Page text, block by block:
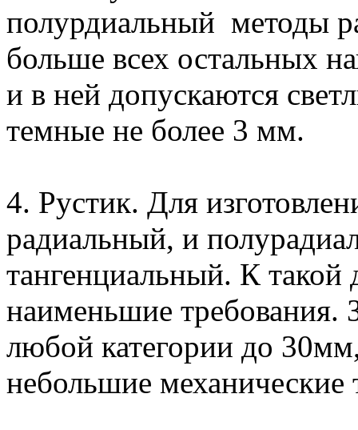
полурдиальный методы
больше всех остальных
и в ней допускаются
темные не более 3 мм.
4. Рустик. Для
радиальный, и
тангенциальный. К такой
наименьшие требования.
любой категории до
небольшие